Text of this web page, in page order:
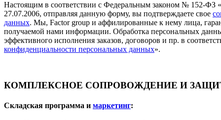
Настоящим в соответствии с Федеральным законом № 152-ФЗ
27.07.2006, отправляя данную форму, вы подтверждаете свое
данных. Мы, Factor group и аффилированные к нему лица,
получаемой нами информации. Обработка персональных
эффективного исполнения заказов, договоров и пр. в
конфиденциальности персональных данных».
КОМПЛЕКСНОЕ СОПРОВОЖДЕНИЕ И
Складская программа и маркетинг: